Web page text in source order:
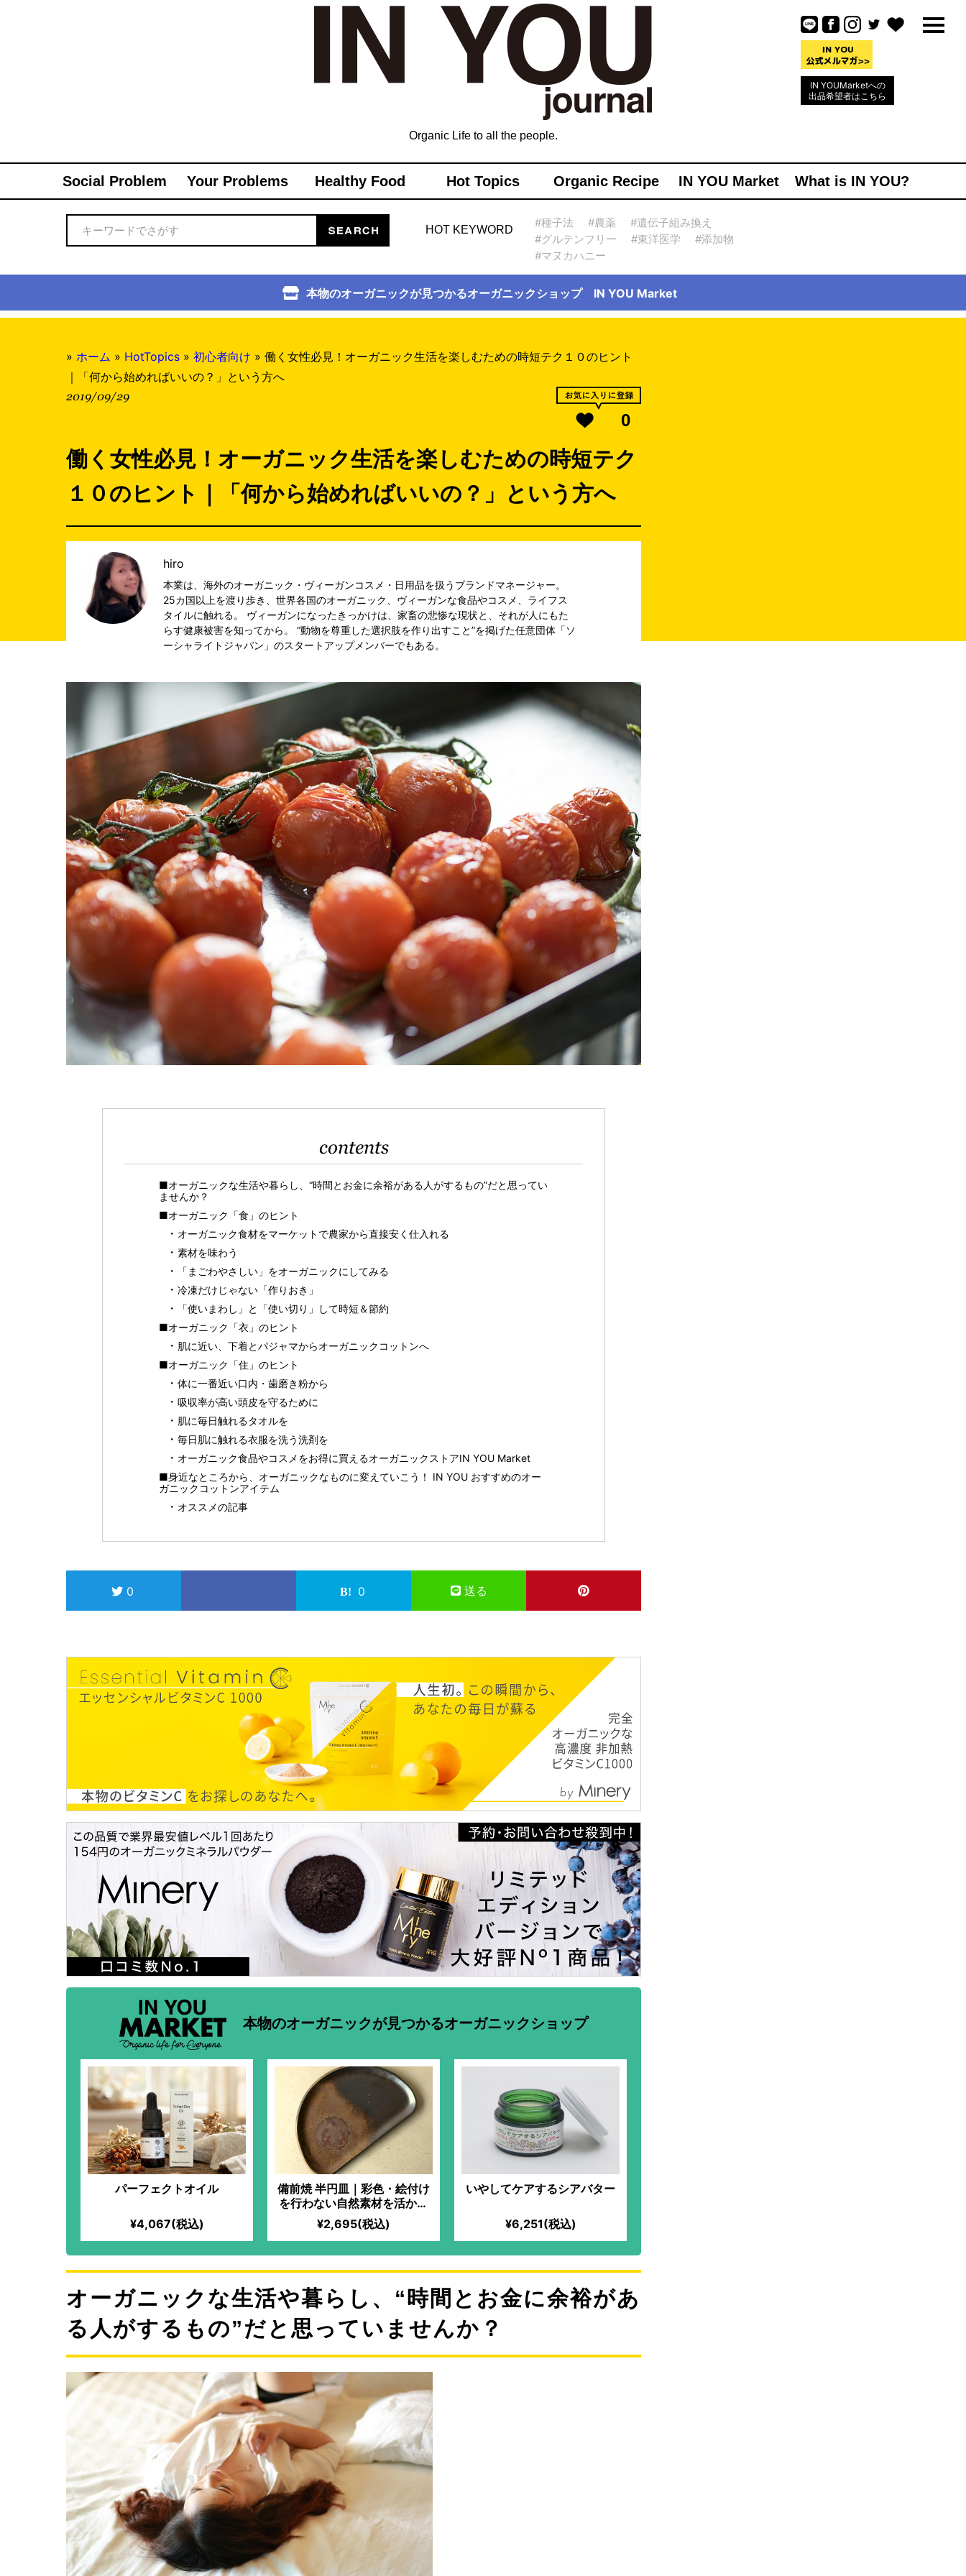
IN YOUMarketへの
出品希望者はこちら
Organic Life to all the people.
Social Problem Your Problems Healthy Food Hot Topics Organic Recipe IN YOU Market What is IN YOU?
HOT KEYWORD
#種子法 #農薬
#遺伝子組み換え
#グルテンフリー
#東洋医学
#添加物
#マヌカハニー
本物のオーガニックが見つかるオーガニックショップ IN YOU Market
» ホーム » HotTopics » 初心者向け » 働く女性必見！オーガニック生活を楽しむための時短テク１０のヒント
｜「何から始めればいいの？」という方へ
2019/09/29
0
働く女性必見！オーガニック生活を楽しむための時短テク
１０のヒント｜「何から始めればいいの？」という方へ
hiro
本業は、海外のオーガニック・ヴィーガンコスメ・日用品を扱うブランドマネージャー。
25カ国以上を渡り歩き、世界各国のオーガニック、ヴィーガンな食品やコスメ、ライフス
タイルに触れる。 ヴィーガンになったきっかけは、家畜の悲惨な現状と、それが人にもた
らす健康被害を知ってから。 “動物を尊重した選択肢を作り出すこと”を掲げた任意団体「ソ
ーシャライトジャパン」のスタートアップメンバーでもある。
contents
■オーガニックな生活や暮らし、“時間とお金に余裕がある人がするもの”だと思ってい
ませんか？
■オーガニック「食」のヒント
オーガニック食材をマーケットで農家から直接安く仕入れる
素材を味わう
「まごわやさしい」をオーガニックにしてみる
冷凍だけじゃない「作りおき」
「使いまわし」と「使い切り」して時短＆節約
■オーガニック「衣」のヒント
肌に近い、下着とパジャマからオーガニックコットンへ
■オーガニック「住」のヒント
体に一番近い口内・歯磨き粉から
吸収率が高い頭皮を守るために
肌に毎日触れるタオルを
毎日肌に触れる衣服を洗う洗剤を
オーガニック食品やコスメをお得に買えるオーガニックストアIN YOU Market
■身近なところから、オーガニックなものに変えていこう！ IN YOU おすすめのオー
ガニックコットンアイテム
オススメの記事
0 0 送る
本物のオーガニックが見つかるオーガニックショップ
パーフェクトオイル
¥4,067(税込)
備前焼 半円皿｜彩色・絵付け
を行わない自然素材を活かし
た焼き物。独特の色味で、使
うたびに風合いが変化！古よ
り続く「備前焼窯元六姓」直
系の窯元が、代々受け継がれ
てきた陶技を活かして作り上
げた力作！半円のデザインが
食卓にアクセントを加えま
す！
¥2,695(税込)
いやしてケアするシアバター
¥6,251(税込)
オーガニックな生活や暮らし、“時間とお金に余裕があ
る人がするもの”だと思っていませんか？